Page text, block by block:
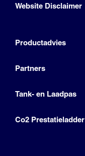
Website Disclaimer
Productadvies
Partners
Tank- en Laadpas
Co2 Prestatieladder